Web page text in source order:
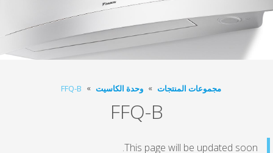
مجموعات المنتجات وحدة الكاسيت FFQ-B
FFQ-B
This page will be updated